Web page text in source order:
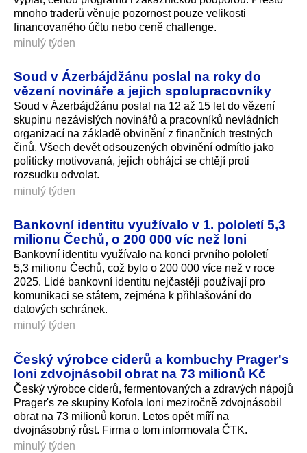
mnoho traderů věnuje pozornost pouze velikosti
financovaného účtu nebo ceně challenge.
minulý týden
Soud v Ázerbájdžánu poslal na roky do
vězení novináře a jejich spolupracovníky
Soud v Ázerbájdžánu poslal na 12 až 15 let do vězení
skupinu nezávislých novinářů a pracovníků nevládních
organizací na základě obvinění z finančních trestných
činů. Všech devět odsouzených obvinění odmítlo jako
politicky motivovaná, jejich obhájci se chtějí proti
rozsudku odvolat.
minulý týden
Bankovní identitu využívalo v 1. pololetí 5,3
milionu Čechů, o 200 000 víc než loni
Bankovní identitu využívalo na konci prvního pololetí
5,3 milionu Čechů, což bylo o 200 000 více než v roce
2025. Lidé bankovní identitu nejčastěji používají pro
komunikaci se státem, zejména k přihlašování do
datových schránek.
minulý týden
Český výrobce ciderů a kombuchy Prager's
loni zdvojnásobil obrat na 73 milionů Kč
Český výrobce ciderů, fermentovaných a zdravých nápojů
Prager's ze skupiny Kofola loni meziročně zdvojnásobil
obrat na 73 milionů korun. Letos opět míří na
dvojnásobný růst. Firma o tom informovala ČTK.
minulý týden